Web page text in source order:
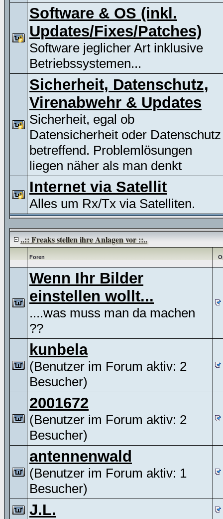
Software & OS (inkl.
Updates/Fixes/Patches)
Software jeglicher Art inklusive
Betriebssystemen...
Sicherheit, Datenschutz,
Virenabwehr & Updates
Sicherheit, egal ob
Datensicherheit oder Datenschutz
betreffend. Problemlösungen
liegen näher als man denkt
Internet via Satellit
Alles um Rx/Tx via Satelliten.
..:: Freaks stellen ihre Anlagen vor ::..
Foren
Wenn Ihr Bilder
einstellen wollt...
....was muss man da machen
??
kunbela
(Benutzer im Forum aktiv: 2
Besucher)
2001672
(Benutzer im Forum aktiv: 2
Besucher)
antennenwald
(Benutzer im Forum aktiv: 1
Besucher)
J.L.